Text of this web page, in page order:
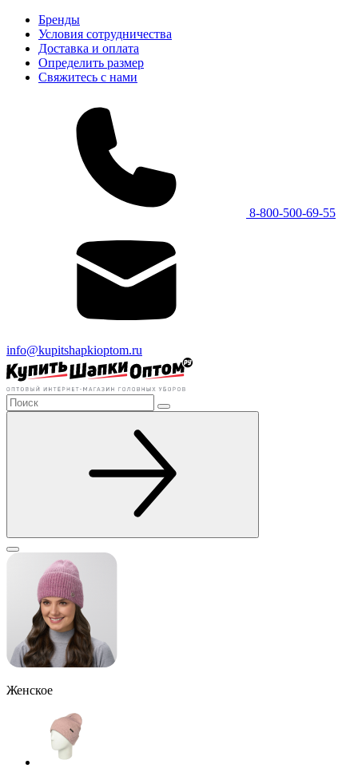
Бренды
Условия сотрудничества
Доставка и оплата
Определить размер
Свяжитесь с нами
8-800-500-69-55
info@kupitshapkioptom.ru
Женское